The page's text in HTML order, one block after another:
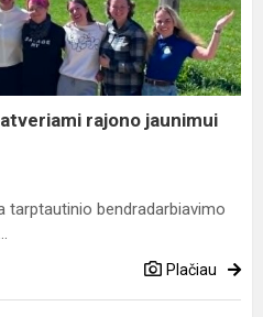
rajono jaunimui
tarptautinio bendradarbiavimo
Plačiau